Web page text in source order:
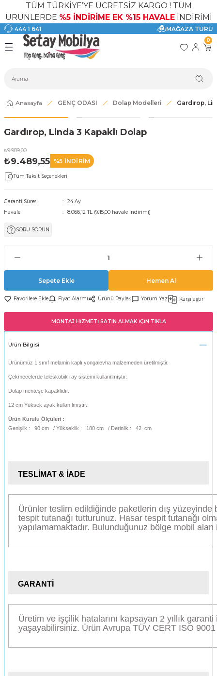
TÜM TÜRKİYE’YE ÜCRETSİZ KARGO ! TÜM
ÜRÜNLERDE %5 İNDİRİME EK %15 HAVALE İNDİRİMİ
444 1 641 MAĞAZA TURU
Geri Dön
Modelleri
Geri Dön
Geri Dön
Geri Dön
Geri Dön
DOLAP MODELLERİ
Geri Dön
ÜRÜNLER 0
Anasayfa GENÇ ODASI Dolap Modelleri Gardırop,
Gardırop, Linda 3 Kapaklı Dolap
₺9.989,00
₺9.489,55 %5 İNDİRİM
Tüm Taksit Seçenekleri
Garanti Süresi
24 Ay
Havale
8.066,12 TL (%15,00 havale indirimi)
SORU SORUN
Sepete Ekle Hemen Al
Fiyat Alarmı Ürünü Paylaş Yorum Yaz Karşılaştır
MONTAJ HİZMETİ SATIN ALMAK İÇİN TIKLA
Ürün Bilgisi
Ürünümüz 1.sınıf melamin kaplı yongalevha malzemeden üretilmiştir.
Çekmecelerde teleskobik ray sistemi kullanılmıştır.
Dolap menteşe kapaklıdır.
12 cm Yüksek ayak kullanılmıştır.
Ürün Kurulu Ölçüleri :
Genişlik : 90 cm / Yükseklik : 180 cm / Derinlik : 42 cm
TESLİMAT & İADE
Ürünler teslim edildiğinde paketlerin dış
tespit tutanağı tutturunuz. Hasar tespit tutanağı
yapılamamaktadır. Bulunduğunuz bölge mobil
GARANTİ
Üretim ve işçilik hatalarını kapsayan 2 yıllık
yaşayabilirsiniz. Ürün Avrupa TÜV CERT ISO